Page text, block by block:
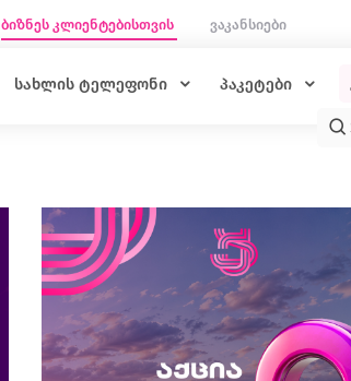
ბიზნეს კლიენტებისთვის ვაკანსიები
სახლის ტელეფონი პაკეტები